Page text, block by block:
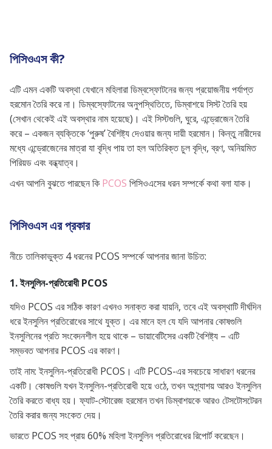
পিসিওএস কী?
এটি এমন একটি অবস্থা যেখানে মহিলারা ডিম্বস্ফোটনের জন্য প্রয়োজনীয় পর্যাপ্ত
হরমোন তৈরি করে না। ডিম্বস্ফোটনের অনুপস্থিতিতে, ডিম্বাশয়ে সিস্ট তৈরি হয়
(সেখান থেকেই এই অবস্থার নাম হয়েছে)। এই সিস্টগুলি, ঘুরে, এন্ড্রোজেন তৈরি
করে – একজন ব্যক্তিকে ‘পুরুষ’ বৈশিষ্ট্য দেওয়ার জন্য দায়ী হরমোন। কিন্তু নারীদের
মধ্যে এন্ড্রোজেনের মাত্রা যা বৃদ্ধি পায় তা হল অতিরিক্ত চুল বৃদ্ধি, ব্রণ, অনিয়মিত
পিরিয়ড এবং বন্ধ্যাত্ব।
এখন আপনি বুঝতে পারছেন কি PCOS পিসিওএসের ধরন সম্পর্কে কথা বলা যাক।
পিসিওএস এর প্রকার
নীচে তালিকাভুক্ত 4 ধরনের PCOS সম্পর্কে আপনার জানা উচিত:
1. ইনসুলিন-প্রতিরোধী PCOS
যদিও PCOS এর সঠিক কারণ এখনও সনাক্ত করা যায়নি, তবে এই অবস্থাটি দীর্ঘদিন
ধরে ইনসুলিন প্রতিরোধের সাথে যুক্ত। এর মানে হল যে যদি আপনার কোষগুলি
ইনসুলিনের প্রতি সংবেদনশীল হয়ে থাকে – ডায়াবেটিসের একটি বৈশিষ্ট্য – এটি
সম্ভবত আপনার PCOS এর কারণ।
তাই নাম: ইনসুলিন-প্রতিরোধী PCOS। এটি PCOS-এর সবচেয়ে সাধারণ ধরনের
একটি। কোষগুলি যখন ইনসুলিন-প্রতিরোধী হয়ে ওঠে, তখন অগ্ন্যাশয় আরও ইনসুলিন
তৈরি করতে বাধ্য হয়। ফ্যাট-স্টোরেজ হরমোন তখন ডিম্বাশয়কে আরও টেসটোসটেরন
তৈরি করার জন্য সংকেত দেয়।
ভারতে PCOS সহ প্রায় 60% মহিলা ইনসুলিন প্রতিরোধের রিপোর্ট করেছেন।